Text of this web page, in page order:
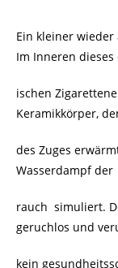
Ein kleiner
Im Inneren dieses
ischen
Keramikkörper,
des Zuges
Wasserdampf
rauch simuliert.
geruchlos und
kein